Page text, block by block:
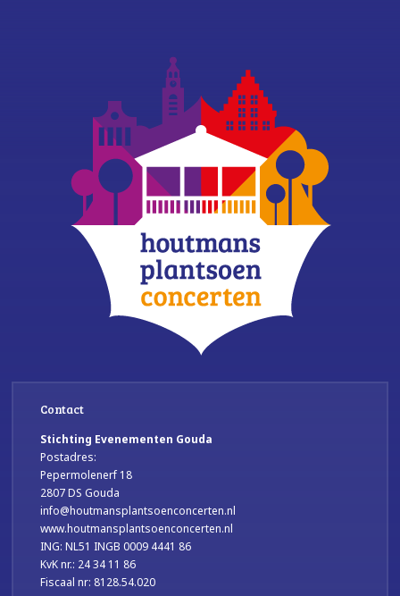
Contact
Stichting Evenementen Gouda
Postadres:
Pepermolenerf 18
2807 DS Gouda
info@houtmansplantsoenconcerten.nl
www.houtmansplantsoenconcerten.nl
ING: NL51 INGB 0009 4441 86
KvK nr.: 24 34 11 86
Fiscaal nr: 8128.54.020